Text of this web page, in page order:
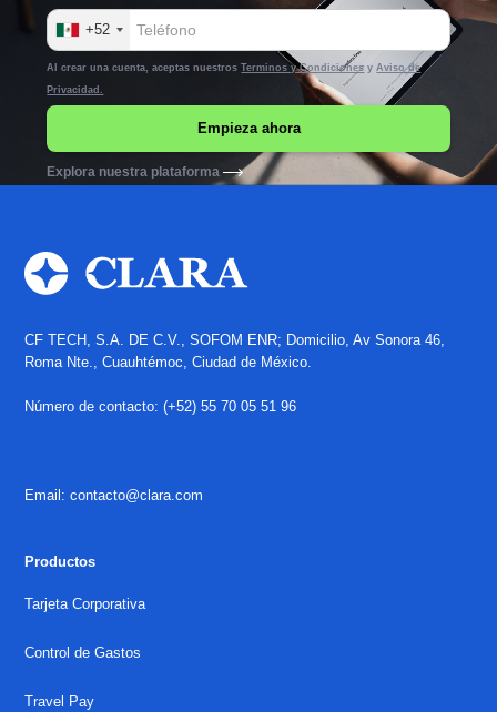
+52
Al crear una cuenta, aceptas nuestrosTerminos y CondicionesyAviso de
Privacidad.
Explora nuestra plataforma
CF TECH, S.A. DE C.V., SOFOM ENR; Domicilio, Av Sonora 46,
Roma Nte., Cuauhtémoc, Ciudad de México.
Número de contacto: (+52) 55 70 05 51 96
Email: contacto@clara.com
Productos
Tarjeta Corporativa
Control de Gastos
Travel Pay